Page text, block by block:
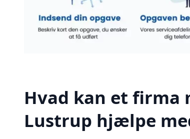
Hvad kan et firma
Lustrup hjælpe